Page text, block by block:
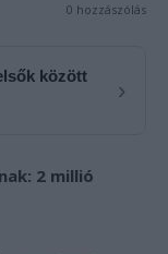
0 hozzászólás
között
›
2 millió